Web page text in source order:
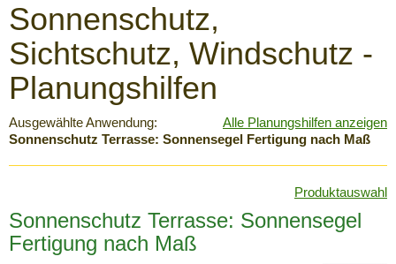
Sonnenschutz,
Sichtschutz, Windschutz -
Planungshilfen
Alle Planungshilfen anzeigen
Ausgewählte Anwendung:
Sonnenschutz Terrasse: Sonnensegel Fertigung nach Maß
Produktauswahl
Sonnenschutz Terrasse: Sonnensegel
Fertigung nach Maß